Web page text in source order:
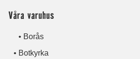
Våra varuhus
• Borås
• Botkyrka